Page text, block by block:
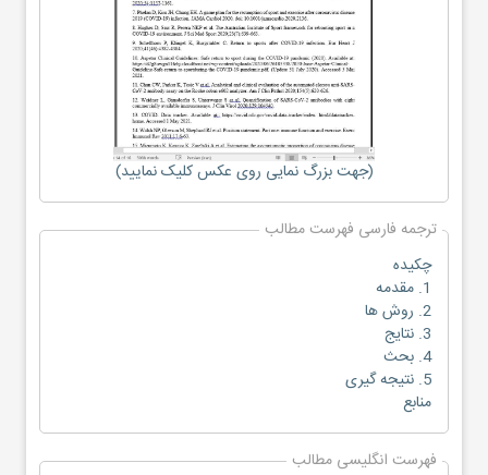
(جهت بزرگ نمایی روی عکس کلیک نمایید)
ترجمه فارسی فهرست مطالب
چکیده
1. مقدمه
2. روش ها
3. نتایج
4. بحث
5. نتیجه گیری
منابع
فهرست انگلیسی مطالب